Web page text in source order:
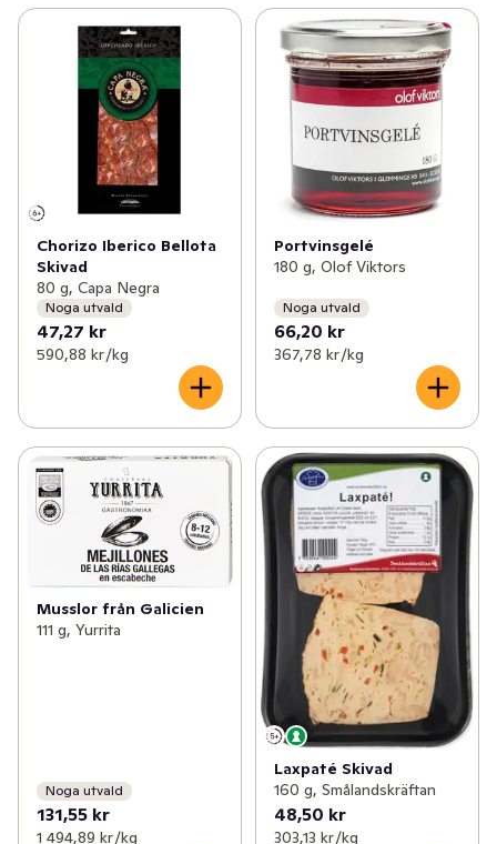
Chorizo Iberico Bellota
Skivad
80 g, Capa Negra
Noga utvald
47,27 kr
590,88 kr /kg
Portvinsgelé
180 g, Olof Viktors
Noga utvald
66,20 kr
367,78 kr /kg
Musslor från Galicien
111 g, Yurrita
Noga utvald
131,55 kr
1 494,89 kr /kg
Laxpaté Skivad
160 g, Smålandskräftan
48,50 kr
303,13 kr /kg